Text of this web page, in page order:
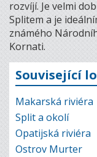
rozvíjí. Je velmi
Splitem a je
známého
Kornati.
Související
Makarská riviéra
Split a okolí
Opatijská riviéra
Ostrov Murter